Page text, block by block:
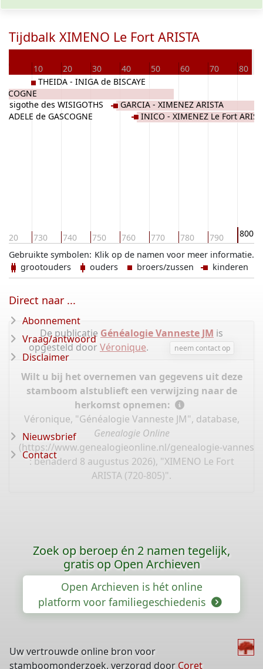
Tijdbalk XIMENO Le Fort ARISTA
0 10 20 30 40 50 60 70 80
720 730 740 750 760 770 780 790 800
des WISIGOTHS
ADELE de GASCOGNE
THEIDA - INIGA de BISCAYE
GARCIA - XIMENEZ ARISTA
INICO - XIMENEZ Le Fort
Klik op de namen voor meer informatie.
Gebruikte symbolen:
grootouders
ouders broers/zussen kinderen
De publicatie Généalogie Vanneste JM is
opgesteld doorVéronique. neem contact op
Wilt u bij het overnemen van gegevens uit deze
stamboom alstublieft een verwijzing naar de
herkomst opnemen:
Véronique, "Généalogie Vanneste JM", database,
Genealogie Online
(https://www.genealogieonline.nl/genealogie-
: benaderd 8 augustus 2026), "XIMENO Le Fort
ARISTA (720-805)".
Direct naar ...
Abonnement
Vraag/antwoord
Disclaimer
Nieuwsbrief
Contact
Zoek op beroep én 2 namen tegelijk,
gratis op Open Archieven
Open Archieven is hét online
platform voor familiegeschiedenis
Uw vertrouwde online bron voor
stamboomonderzoek, verzorgd door Coret